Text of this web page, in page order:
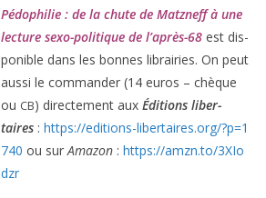
Pédophilie : de la chute de Matzneff à une
lec­ture sexo-poli­tique de l’après-68 est dis­
po­nible dans les bonnes librai­ries. On peut
aus­si le com­man­der (14 euros – chèque
ou CB) direc­te­ment aux Éditions liber­
taires : https://​edi​tions​-liber​taires​.org/​?​p​=​1
740 ou sur Amazon : https://​amzn​.to/​3​X​I​o​
dzr